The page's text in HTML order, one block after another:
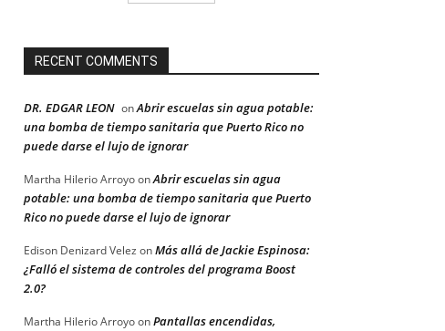
RECENT COMMENTS
DR. EDGAR LEON onAbrir escuelas sin agua potable:
una bomba de tiempo sanitaria que Puerto Rico no
puede darse el lujo de ignorar
Martha Hilerio ArroyoonAbrir escuelas sin agua
potable: una bomba de tiempo sanitaria que Puerto
Rico no puede darse el lujo de ignorar
Edison Denizard Velez onMás allá de Jackie Espinosa:
¿Falló el sistema de controles del programa Boost
2.0?
Martha Hilerio ArroyoonPantallas encendidas,